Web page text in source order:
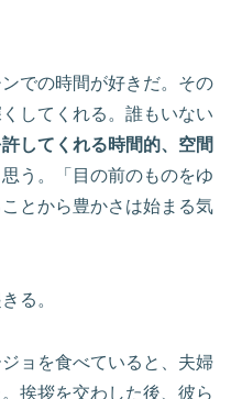
での時間が好きだ。その
してくれる。誰もいない
許してくれる時間的、空間
う。「目の前のものをゆ
とから豊かさは始まる気
る。
ョを食べていると、夫婦
挨拶を交わした後、彼ら